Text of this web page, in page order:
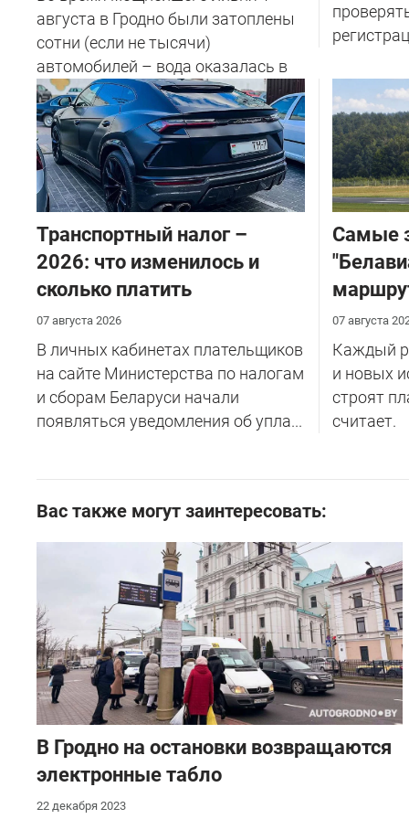
августа в Гродно были затоплены
сотни (если не тысячи)
автомобилей – вода оказалась в
салоне...
Транспортный налог –
2026: что изменилось и
сколько платить
07 августа 2026
В личных кабинетах плательщиков
на сайте Министерства по налогам
и сборам Беларуси начали
появляться уведомления об упла...
Самые
07 августа
Каждый
и новых
строят
считает.
Вас также могут заинтересовать:
В Гродно на остановки возвращаются
электронные табло
22 декабря 2023